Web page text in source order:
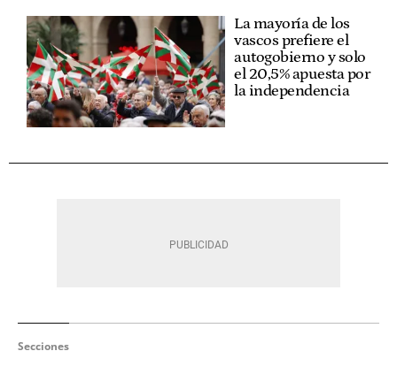
La mayoría de los
vascos prefiere el
autogobierno y solo
el 20,5% apuesta por
la independencia
Secciones